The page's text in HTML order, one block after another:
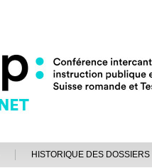
HISTORIQUE DES DOSSIERS